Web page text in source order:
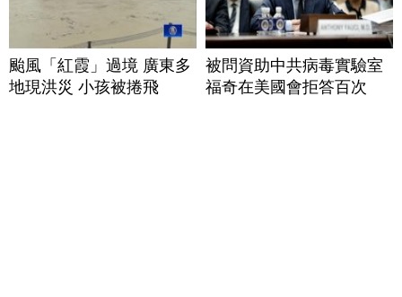
颱風「紅霞」過境 廣東多
地現洪災 小孩被捲飛
被問資助中共病毒實驗室
福奇在美國會拒答百次